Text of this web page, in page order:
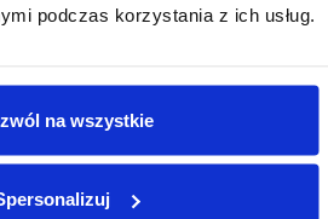
podczas korzystania z ich usług.
na wszystkie
13 14 15 16
27 28
3 4 5 6